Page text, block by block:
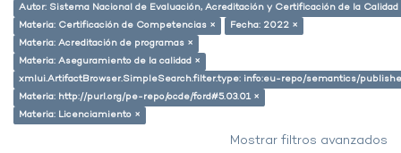
Autor: Sistema Nacional de Evaluación, Acreditación y Certificación de la
Materia: Certificación de Competencias ×
Fecha: 2022 ×
Materia: Acreditación de programas ×
Materia: Aseguramiento de la calidad ×
xmlui.ArtifactBrowser.SimpleSearch.filter.type: info:eu-repo/semantics/
Materia: http://purl.org/pe-repo/ocde/ford#5.03.01 ×
Materia: Licenciamiento ×
Mostrar filtros avanzados